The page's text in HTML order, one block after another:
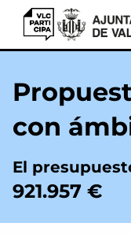
con
El
921.957 €